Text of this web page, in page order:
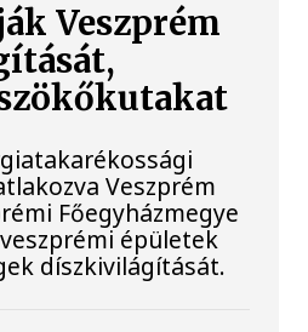
Veszprém
Veszprém
Főegyházmegye
épületek
díszkivilágítását.